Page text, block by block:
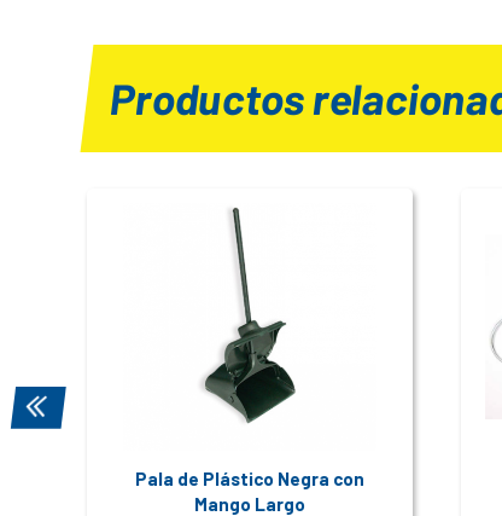
Productos
Pala de Plástico Negra con
Mango Largo